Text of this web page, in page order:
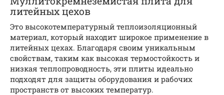
литейных цехов
Это высокотемпературный теплоизоляционный
материал, который находит широкое применение в
литейных цехах. Благодаря своим уникальным
свойствам, таким как высокая термостойкость и
низкая теплопроводность, эти плиты идеально
подходят для защиты оборудования и рабочих
пространств от высоких температур.